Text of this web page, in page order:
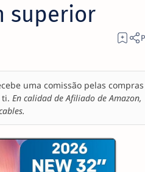
superior
uma comissão pelas compras
ti. En calidad de Afiliado de Amazon,